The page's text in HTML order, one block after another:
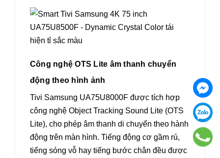
Công nghệ OTS Lite âm thanh chuyển
động theo hình ảnh
Tivi Samsung UA75U8000F được tích hợp
công nghệ Object Tracking Sound Lite (OTS
Lite), cho phép âm thanh di chuyển theo hành
động trên màn hình. Tiếng động cơ gầm rú,
tiếng sóng vỗ hay tiếng bước chân đều được